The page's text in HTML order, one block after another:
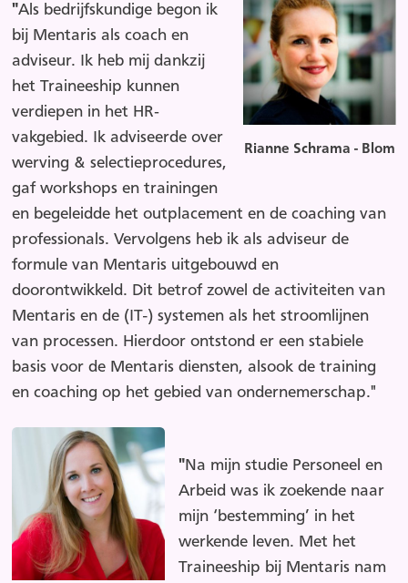
Rianne Schrama - Blom
"Als bedrijfskundige begon ik
bij Mentaris als coach en
adviseur. Ik heb mij dankzij
het Traineeship kunnen
verdiepen in het HR‐
vakgebied. Ik adviseerde over
werving & selectieprocedures,
gaf workshops en trainingen
en begeleidde het outplacement en de coaching van
professionals. Vervolgens heb ik als adviseur de
formule van Mentaris uitgebouwd en
doorontwikkeld. Dit betrof zowel de activiteiten van
Mentaris en de (IT-) systemen als het stroomlijnen
van processen. Hierdoor ontstond er een stabiele
basis voor de Mentaris diensten, alsook de training
en coaching op het gebied van ondernemerschap."
"Na mijn studie Personeel en
Arbeid was ik zoekende naar
mijn ‘bestemming’ in het
werkende leven. Met het
Traineeship bij Mentaris nam